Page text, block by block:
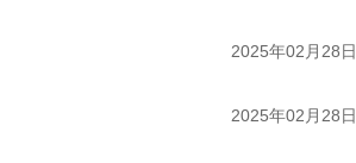
2025年02月28日
2025年02月28日